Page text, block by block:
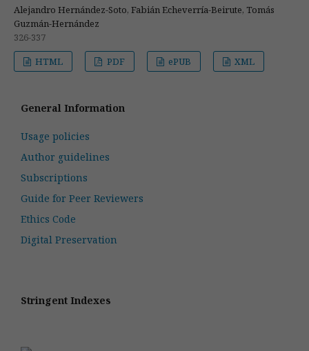
Alejandro Hernández-Soto, Fabián Echeverría-Beirute, Tomás
Guzmán-Hernández
326-337
HTML
PDF ePUB XML
General Information
Usage policies
Author guidelines
Subscriptions
Guide for Peer Reviewers
Ethics Code
Digital Preservation
Stringent Indexes